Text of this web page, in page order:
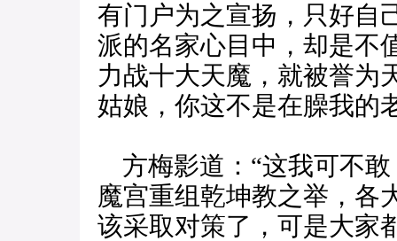
有门户为之宣扬，只好自
派的名家心目中，却是不
力战十大天魔，就被誉
姑娘，你这不是在臊我的
方梅影道：“这我可不
魔宫重组乾坤教之举，各
该采取对策了，可是大家